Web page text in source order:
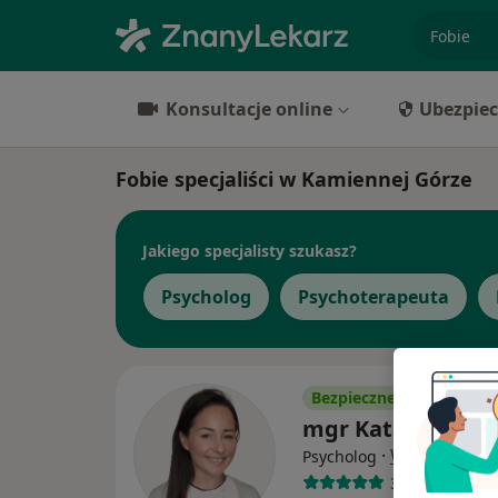
Konsultacje online
Fobie specjaliści w Kamiennej Górze
Jakiego specjalisty szukasz?
Psycholog Psychoterapeuta
Bezpieczne płatności
mgr Katarzyna
Psycholog · Więcej
3 opinie